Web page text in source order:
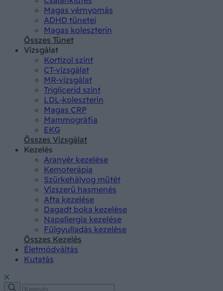
Magas vérnyomás
ADHD tünetei
Magas koleszterin
Összes Tünet
Vizsgálat
Kortizol szint
CT-vizsgálat
MR-vizsgálat
Triglicerid szint
LDL-koleszterin
Magas CRP
Mammográfia
EKG
Összes Vizsgálat
Kezelés
Aranyér kezelése
Kemoterápia
Szürkehályog műtét
Vízszerű hasmenés
Afta kezelése
Dagadt boka kezelése
Napallergia kezelése
Fülgyulladás kezelése
Összes Kezelés
Életmódváltás
Kutatás